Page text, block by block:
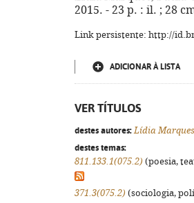
2015. - 23 p. : il. ; 28
Link persistente: http://
ADICIONAR À LISTA
VER TÍTULOS
destes autores: Lídia Marques
destes temas:
811.133.1(075.2) (poesia,
371.3(075.2) (sociologia,